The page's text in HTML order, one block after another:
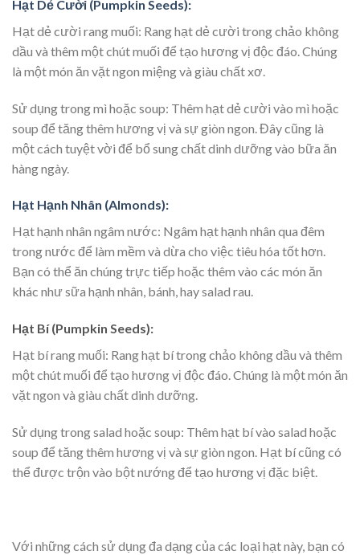
Hạt Dẻ Cười (Pumpkin Seeds):
Hạt dẻ cười rang muối: Rang hạt dẻ cười trong chảo không
dầu và thêm một chút muối để tạo hương vị độc đáo. Chúng
là một món ăn vặt ngon miệng và giàu chất xơ.
Sử dụng trong mì hoặc soup: Thêm hạt dẻ cười vào mì hoặc
soup để tăng thêm hương vị và sự giòn ngon. Đây cũng là
một cách tuyệt vời để bổ sung chất dinh dưỡng vào bữa ăn
hàng ngày.
Hạt Hạnh Nhân (Almonds):
Hạt hạnh nhân ngâm nước: Ngâm hạt hạnh nhân qua đêm
trong nước để làm mềm và dừa cho việc tiêu hóa tốt hơn.
Bạn có thể ăn chúng trực tiếp hoặc thêm vào các món ăn
khác như sữa hạnh nhân, bánh, hay salad rau.
Hạt Bí (Pumpkin Seeds):
Hạt bí rang muối: Rang hạt bí trong chảo không dầu và thêm
một chút muối để tạo hương vị độc đáo. Chúng là một món ăn
vặt ngon và giàu chất dinh dưỡng.
Sử dụng trong salad hoặc soup: Thêm hạt bí vào salad hoặc
soup để tăng thêm hương vị và sự giòn ngon. Hạt bí cũng có
thể được trộn vào bột nướng để tạo hương vị đặc biệt.
Với những cách sử dụng đa dạng của các loại hạt này, bạn có